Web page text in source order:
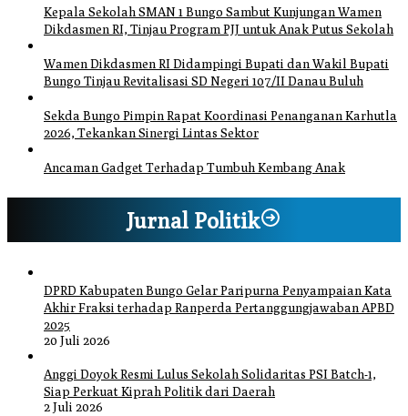
Kepala Sekolah SMAN 1 Bungo Sambut Kunjungan Wamen
Dikdasmen RI, Tinjau Program PJJ untuk Anak Putus Sekolah
Wamen Dikdasmen RI Didampingi Bupati dan Wakil Bupati
Bungo Tinjau Revitalisasi SD Negeri 107/II Danau Buluh
Sekda Bungo Pimpin Rapat Koordinasi Penanganan Karhutla
2026, Tekankan Sinergi Lintas Sektor
Ancaman Gadget Terhadap Tumbuh Kembang Anak
Jurnal Politik
DPRD Kabupaten Bungo Gelar Paripurna Penyampaian Kata
Akhir Fraksi terhadap Ranperda Pertanggungjawaban APBD
2025
20 Juli 2026
Anggi Doyok Resmi Lulus Sekolah Solidaritas PSI Batch-1,
Siap Perkuat Kiprah Politik dari Daerah
2 Juli 2026